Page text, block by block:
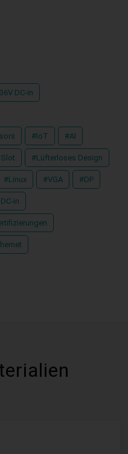
DC-in
#IoT #AI
#Lüfterloses Design
#Linux #VGA #DP
in